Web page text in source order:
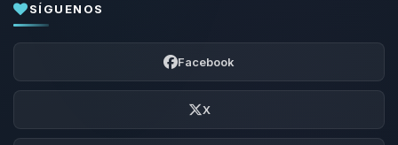
SÍGUENOS
Facebook
X